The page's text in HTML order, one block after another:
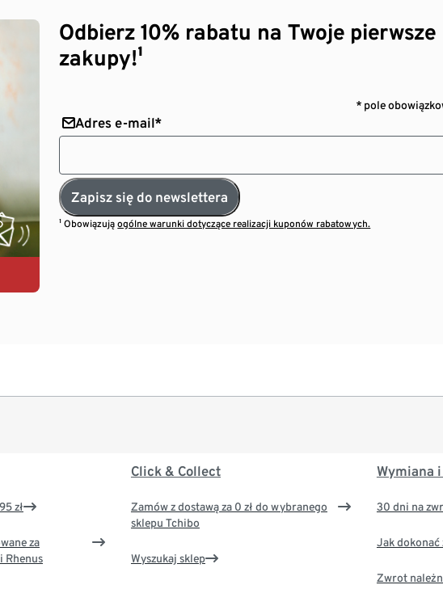
Odbierz 10% rabatu na Twoje pierwsze
zakupy!¹
* pole
Adres e-mail*
Zapisz się do newslettera
¹ Obowiązująogólne warunki dotyczące realizacji kuponów rabatowych.
zł
za
Rhenus
Click & Collect
Zamów z dostawą za 0 zł do wybranego
sklepu Tchibo
Wyszukaj sklep
Wymiana
30 dni na
Jak dokonać
Zwrot